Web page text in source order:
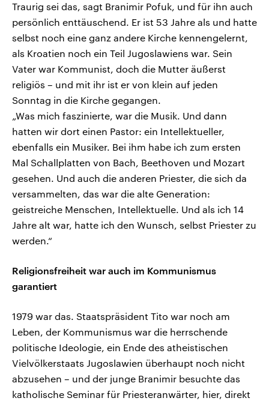
Traurig sei das, sagt Branimir Pofuk, und für ihn auch
persönlich enttäuschend. Er ist 53 Jahre als und hatte
selbst noch eine ganz andere Kirche kennengelernt,
als Kroatien noch ein Teil Jugoslawiens war. Sein
Vater war Kommunist, doch die Mutter äußerst
religiös – und mit ihr ist er von klein auf jeden
Sonntag in die Kirche gegangen.
„Was mich faszinierte, war die Musik. Und dann
hatten wir dort einen Pastor: ein Intellektueller,
ebenfalls ein Musiker. Bei ihm habe ich zum ersten
Mal Schallplatten von Bach, Beethoven und Mozart
gesehen. Und auch die anderen Priester, die sich da
versammelten, das war die alte Generation:
geistreiche Menschen, Intellektuelle. Und als ich 14
Jahre alt war, hatte ich den Wunsch, selbst Priester zu
werden.“
Religionsfreiheit war auch im Kommunismus
garantiert
1979 war das. Staatspräsident Tito war noch am
Leben, der Kommunismus war die herrschende
politische Ideologie, ein Ende des atheistischen
Vielvölkerstaats Jugoslawien überhaupt noch nicht
abzusehen – und der junge Branimir besuchte das
katholische Seminar für Priesteranwärter, hier, direkt